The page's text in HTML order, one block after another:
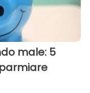
male: 5